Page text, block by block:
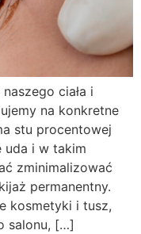
ciała i
na konkretne
stu procentowej
uda i w takim
zminimalizować
permanentny.
kosmetyki i tusz,
salonu, […]